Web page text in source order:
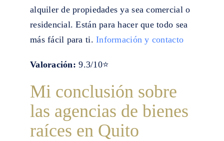
alquiler de propiedades ya sea comercial o
residencial. Están para hacer que todo sea
más fácil para ti.Información y contacto
Valoración: 9.3/10⭐
Mi conclusión sobre
las agencias de bienes
raíces en Quito